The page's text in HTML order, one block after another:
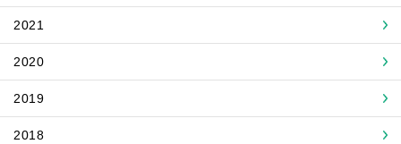
2021
2020
2019
2018